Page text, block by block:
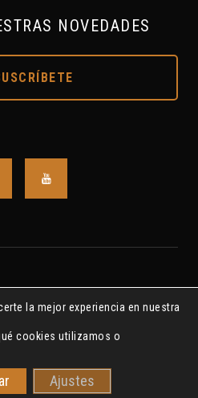
NOVEDADES
©2018-2022 S.A.I.P.CLAVE7
Aviso Legal
la mejor experiencia en nuestra
cookies utilizamos o
Ajustes